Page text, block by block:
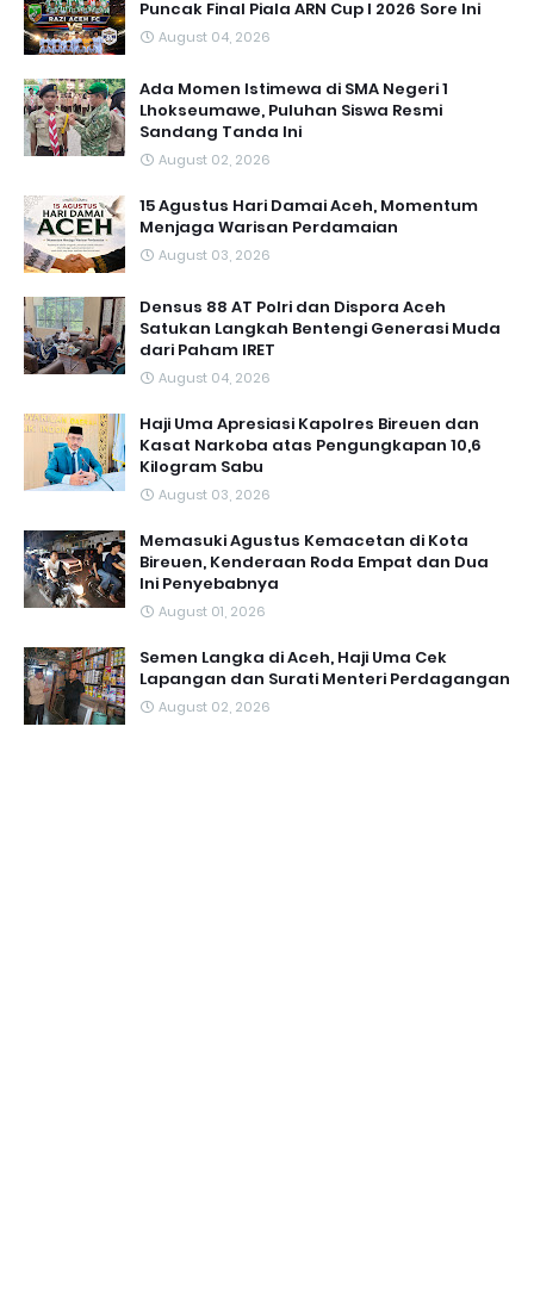
Puncak Final Piala ARN Cup I 2026 Sore Ini
August 04, 2026
Ada Momen Istimewa di SMA Negeri 1
Lhokseumawe, Puluhan Siswa Resmi
Sandang Tanda Ini
August 02, 2026
15 Agustus Hari Damai Aceh, Momentum
Menjaga Warisan Perdamaian
August 03, 2026
Densus 88 AT Polri dan Dispora Aceh
Satukan Langkah Bentengi Generasi Muda
dari Paham IRET
August 04, 2026
Haji Uma Apresiasi Kapolres Bireuen dan
Kasat Narkoba atas Pengungkapan 10,6
Kilogram Sabu
August 03, 2026
Memasuki Agustus Kemacetan di Kota
Bireuen, Kenderaan Roda Empat dan Dua
Ini Penyebabnya
August 01, 2026
Semen Langka di Aceh, Haji Uma Cek
Lapangan dan Surati Menteri Perdagangan
August 02, 2026